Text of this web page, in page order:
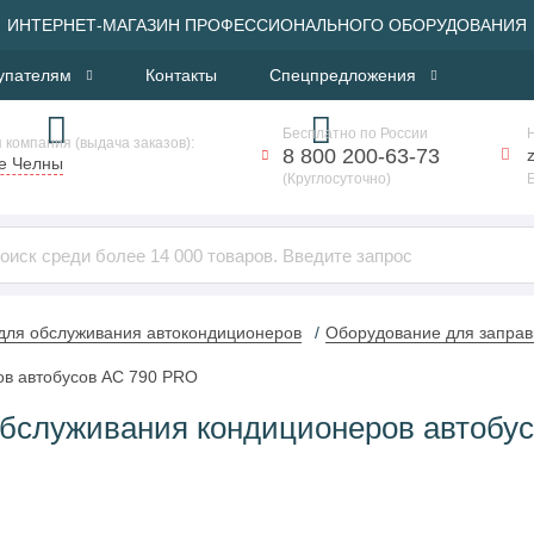
ИНТЕРНЕТ-МАГАЗИН ПРОФЕССИОНАЛЬНОГО ОБОРУДОВАНИЯ
Контакты Спецпредложения
компания (выдача заказов):
Челны
Бесплатно по России
8 800 200-63-73
(Круглосуточно)
обслуживания автокондиционеров Оборудование для
автобусов AC 790 PRO
кондиционеров